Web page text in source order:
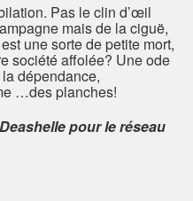
Pas le clin d’œil
mais de la ciguë,
est une sorte de petite mort,
société affolée? Une ode
dépendance,
…des planches!
pour le réseau